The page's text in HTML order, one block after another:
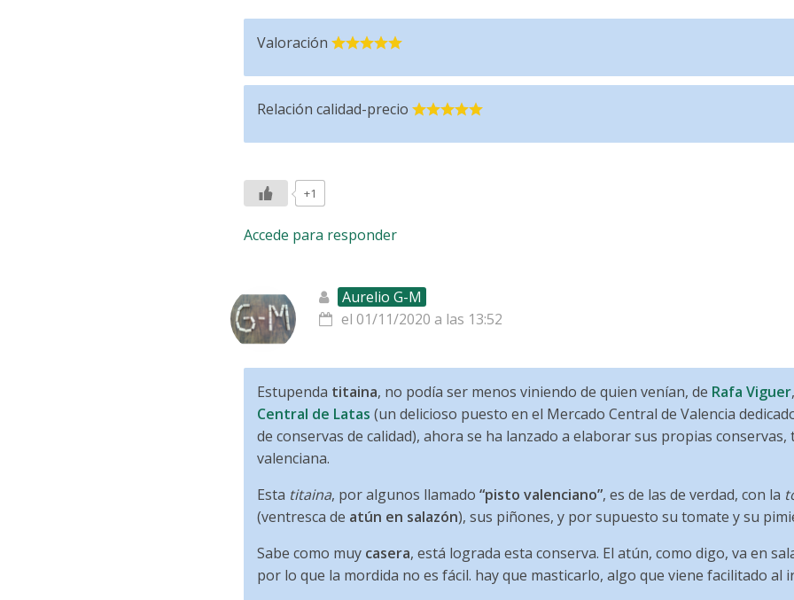
Valoración
Relación calidad-precio
+1
Accede para responder
Aurelio G-M
el 01/11/2020 a las 13:52
Estupenda titaina, no podía ser menos viniendo de quien venían, de Rafa Viguer
Central de Latas (un delicioso puesto en el Mercado Central de Valencia
de conservas de calidad), ahora se ha lanzado a elaborar sus propias
valenciana.
Esta titaina, por algunos llamado “pisto valenciano”, es de las de verdad, con la
(ventresca de atún en salazón), sus piñones, y por supuesto su tomate y su
Sabe como muy casera, está lograda esta conserva. El atún, como digo, va en
por lo que la mordida no es fácil. hay que masticarlo, algo que viene facilitado al